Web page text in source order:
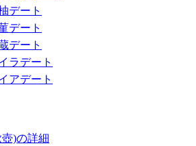
デート
デート
デート
ラデート
アデート
)の詳細